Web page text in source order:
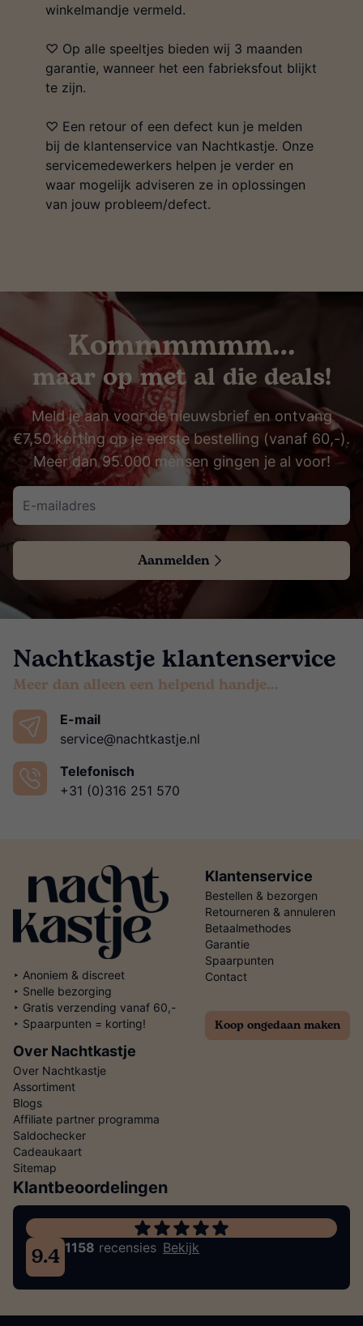
winkelmandje vermeld.
♡ Op alle speeltjes bieden wij 3 maanden
garantie, wanneer het een fabrieksfout blijkt
te zijn.
♡ Een retour of een defect kun je melden
bij de klantenservice van Nachtkastje. Onze
servicemedewerkers helpen je verder en
waar mogelijk adviseren ze in oplossingen
van jouw probleem/defect.
Kommmmmm…
maar op met al die deals!
Meld je aan voor de nieuwsbrief en ontvang
€7,50 korting op je eerste bestelling (vanaf 60,-).
Meer dan 95.000 mensen gingen je al voor!
Aanmelden
Nachtkastje klantenservice
Meer dan alleen een helpend handje…
E-mail
service@nachtkastje.nl
Telefonisch
+31 (0)316 251 570
‣ Anoniem & discreet
‣ Snelle bezorging
‣ Gratis verzending vanaf 60,-
‣ Spaarpunten = korting!
Klantenservice
Bestellen & bezorgen
Retourneren & annuleren
Betaalmethodes
Garantie
Spaarpunten
Contact
Koop ongedaan maken
Over Nachtkastje
Over Nachtkastje
Assortiment
Blogs
Affiliate partner programma
Saldochecker
Cadeaukaart
Sitemap
Klantbeoordelingen
9.4 1158 recensies Bekijk